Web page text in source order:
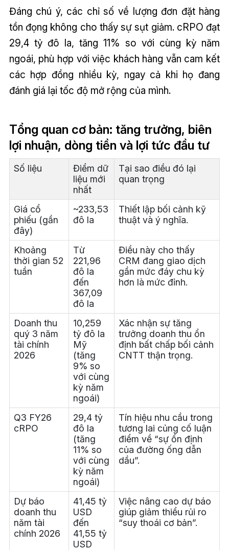
Đáng chú ý, các chỉ số về lượng đơn đặt hàng
tồn đọng không cho thấy sự sụt giảm. cRPO đạt
29,4 tỷ đô la, tăng 11% so với cùng kỳ năm
ngoái, phù hợp với việc khách hàng vẫn cam kết
các hợp đồng nhiều kỳ, ngay cả khi họ đang
đánh giá lại tốc độ mở rộng của mình.
Tổng quan cơ bản: tăng trưởng, biên
lợi nhuận, dòng tiền và lợi tức đầu tư
Số liệu
Điểm dữ
liệu mới
nhất
Tại sao điều đó lại
quan trọng
Giá cổ
phiếu (gần
đây)
~233,53
đô la
Thiết lập bối cảnh kỹ
thuật và ý nghĩa.
Khoảng
thời gian 52
tuần
Từ
221,96
đô la
đến
367,09
đô la
Điều này cho thấy
CRM đang giao dịch
gần mức đáy chu kỳ
hơn là mức đỉnh.
Doanh thu
quý 3 năm
tài chính
2026
10,259
tỷ đô la
Mỹ
(tăng
9% so
với cùng
kỳ năm
ngoái)
Xác nhận sự tăng
trưởng doanh thu ổn
định bất chấp bối cảnh
CNTT thận trọng.
Q3 FY26
cRPO
29,4 tỷ
đô la
(tăng
11% so
với cùng
kỳ năm
ngoái)
Tín hiệu nhu cầu trong
tương lai củng cố luận
điểm về “sự ổn định
của đường ống dẫn
dầu”.
Dự báo
doanh thu
năm tài
chính 2026
41,45 tỷ
USD
đến
41,55 tỷ
USD
Việc nâng cao dự báo
giúp giảm thiểu rủi ro
“suy thoái cơ bản”.